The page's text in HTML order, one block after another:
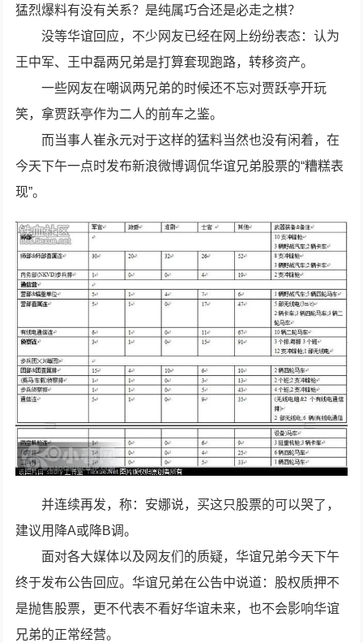
猛烈爆料有没有关系？是纯属巧合还是必走之棋？
没等华谊回应，不少网友已经在网上纷纷表态：认为
王中军、王中磊两兄弟是打算套现跑路，转移资产。
一些网友在嘲讽两兄弟的时候还不忘对贾跃亭开玩
笑，拿贾跃亭作为二人的前车之鉴。
而当事人崔永元对于这样的猛料当然也没有闲着，在
今天下午一点时发布新浪微博调侃华谊兄弟股票的“糟糕表
现”。
并连续再发，称：安娜说，买这只股票的可以哭了，
建议用降A或降B调。
面对各大媒体以及网友们的质疑，华谊兄弟今天下午
终于发布公告回应。华谊兄弟在公告中说道：股权质押不
是抛售股票，更不代表不看好华谊未来，也不会影响华谊
兄弟的正常经营。